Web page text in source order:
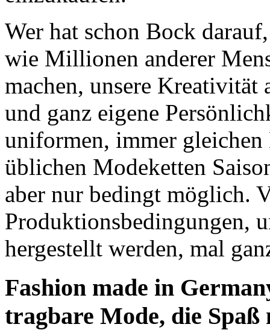
Wer hat schon Bock
wie Millionen anderer
machen, unsere
und ganz eigene
uniformen, immer
üblichen Modeketten
aber nur bedingt möglich.
Produktionsbedingungen,
hergestellt werden, mal
Fashion made in
tragbare Mode, die Spaß